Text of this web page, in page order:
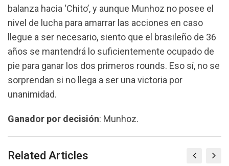
balanza hacia ‘Chito’, y aunque Munhoz no posee el
nivel de lucha para amarrar las acciones en caso
llegue a ser necesario, siento que el brasileño de 36
años se mantendrá lo suficientemente ocupado de
pie para ganar los dos primeros rounds. Eso sí, no se
sorprendan si no llega a ser una victoria por
unanimidad.
Ganador por decisión: Munhoz.
Related Articles